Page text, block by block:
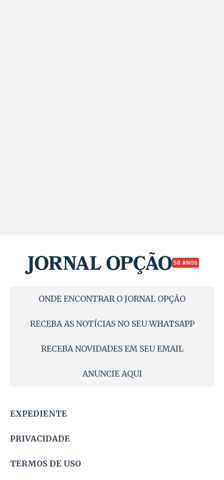
50 ANOS
ONDE ENCONTRAR O JORNAL OPÇÃO
RECEBA AS NOTÍCIAS NO SEU WHATSAPP
RECEBA NOVIDADES EM SEU EMAIL
ANUNCIE AQUI
EXPEDIENTE
PRIVACIDADE
TERMOS DE USO